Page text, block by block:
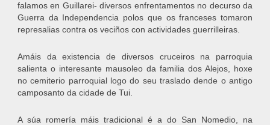
falamos en Guillarei- diversos enfrentamentos no decurso da
Guerra da Independencia polos que os franceses tomaron
represalias contra os veciños con actividades guerrilleiras.
Amáis da existencia de diversos cruceiros na parroquia
salienta o interesante mausoleo da familia dos Alejos, hoxe
no cemiterio parroquial logo do seu traslado dende o antigo
camposanto da cidade de Tui.
A súa romería máis tradicional é a do San Nomedio, na